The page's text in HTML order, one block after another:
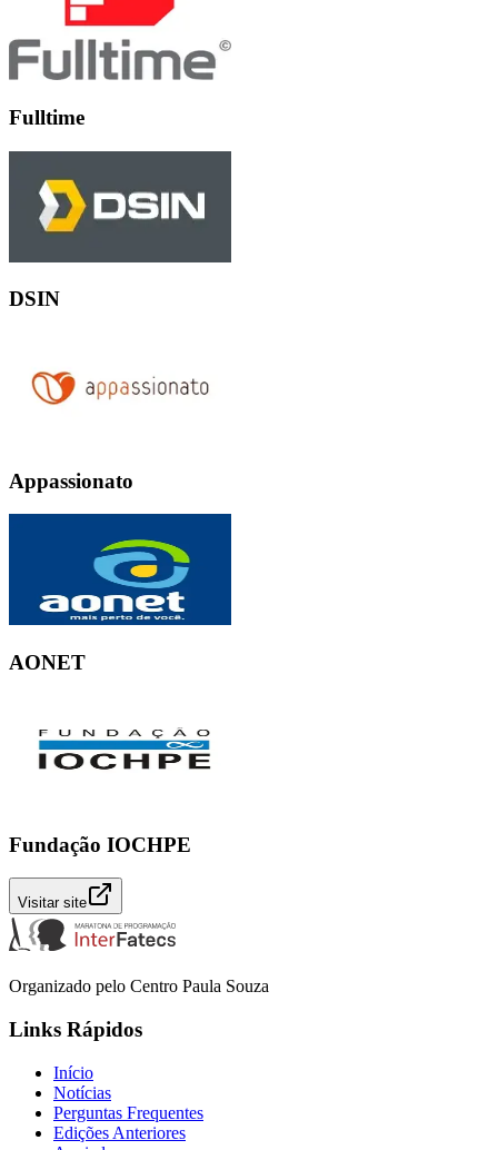
Fulltime
DSIN
Appassionato
AONET
Fundação IOCHPE
Visitar site
Organizado pelo Centro Paula Souza
Links Rápidos
Início
Notícias
Perguntas Frequentes
Edições Anteriores